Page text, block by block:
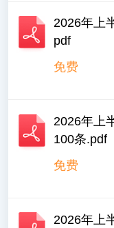
2026年上
pdf
免费
2026年上
100条.pdf
免费
2026年上